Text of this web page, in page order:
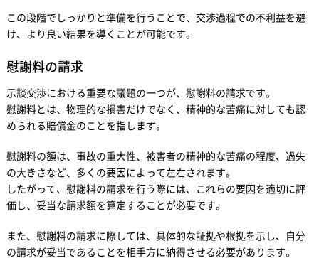
この段階でしっかりと準備を行うことで、交渉過程での不利益を避
け、より良い結果を導くことが可能です。
慰謝料の請求
示談交渉における重要な議題の一つが、慰謝料の請求です。
慰謝料とは、物理的な損害だけでなく、精神的な苦痛に対しても認
められる賠償金のことを指します。
慰謝料の額は、事故の重大性、被害者の精神的な苦痛の程度、過失
の大きさなど、多くの要因によって左右されます。
したがって、慰謝料の請求を行う際には、これらの要因を適切に評
価し、妥当な請求額を算定することが必要です。
また、慰謝料の請求に際しては、具体的な証拠や根拠を示し、自分
の請求が妥当であることを相手方に納得させる必要があります。